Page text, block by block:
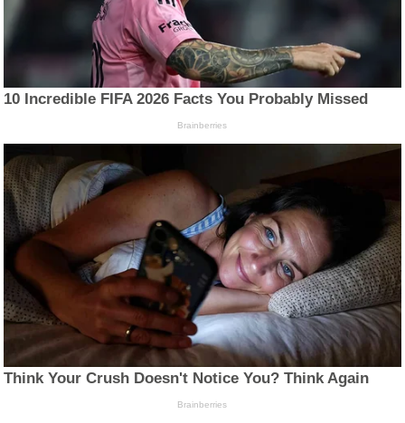
10 Incredible FIFA 2026 Facts You Probably Missed
Brainberries
Think Your Crush Doesn't Notice You? Think Again
Brainberries